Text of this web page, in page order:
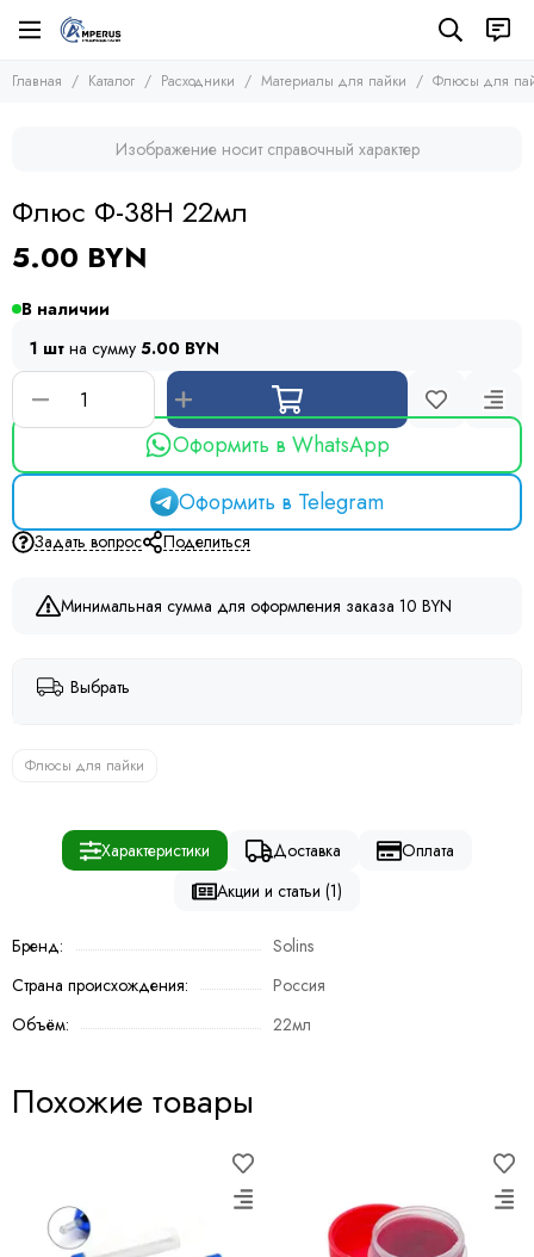
Расходники
Материалы для пайки
Материалы для пайки
Флюсы для пайки
Аэрозоли
Термоусадка
Главная Каталог Расходники Материалы для пайки Флюсы для
Изображение носит справочный характер
Флюс Ф-38Н 22мл
5.00 BYN
В наличии
1 шт на сумму 5.00 BYN
Оформить в WhatsApp
Оформить в Telegram
Задать вопрос Поделиться
Минимальная сумма для оформления заказа 10 BYN
Выбрать
Флюсы для пайки
Характеристики Доставка
Оплата
Акции и статьи (1)
Бренд:
Solins
Страна происхождения:
Россия
Объём:
22мл
Похожие товары